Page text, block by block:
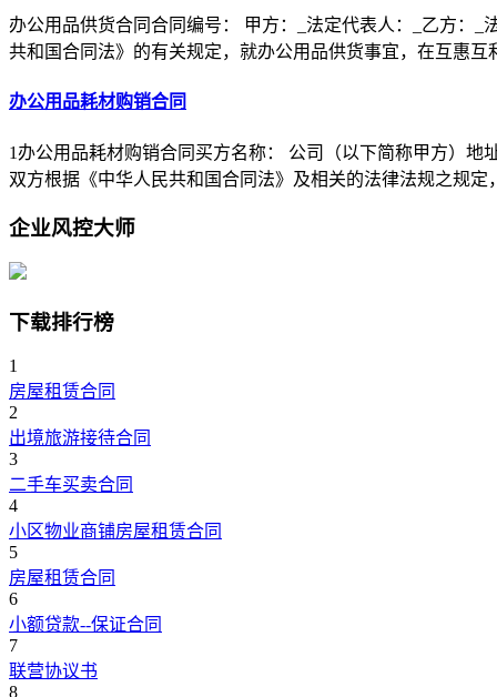
办公用品供货合同合同编号： 甲方：_法定代表人：_乙方：
共和国合同法》的有关规定，就办公用品供货事宜，在互惠互
办公用品耗材购销合同
1办公用品耗材购销合同买方名称： 公司（以下简称甲方）
双方根据《中华人民共和国合同法》及相关的法律法规之规定
企业风控大师
下载排行榜
1
房屋租赁合同
2
出境旅游接待合同
3
二手车买卖合同
4
小区物业商铺房屋租赁合同
5
房屋租赁合同
6
小额贷款--保证合同
7
联营协议书
8